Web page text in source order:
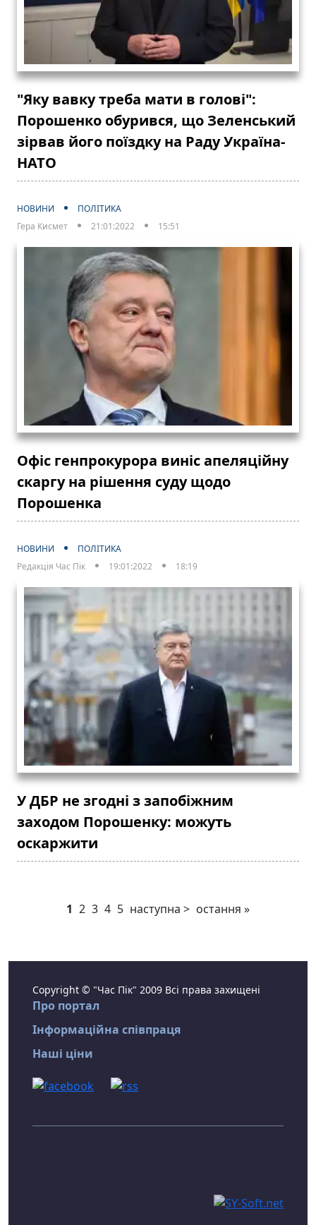
"Яку вавку треба мати в голові":
Порошенко обурився, що Зеленський
зірвав його поїздку на Раду Україна-
НАТО
НОВИНИ
ПОЛІТИКА
Гера Кисмет
21:01:2022 15:51
Офіс генпрокурора виніс апеляційну
скаргу на рішення суду щодо
Порошенка
НОВИНИ
ПОЛІТИКА
Редакція Час Пік
19:01:2022 18:19
У ДБР не згодні з запобіжним
заходом Порошенку: можуть
оскаржити
1 2 3 4 5 наступна > остання »
Copyright © "Час Пік" 2009 Всі права захищені
Про портал
Інформаційна співпраця
Наші ціни